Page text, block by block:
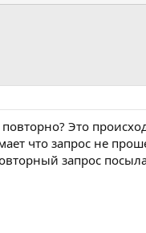
Это
что запрос не
запрос